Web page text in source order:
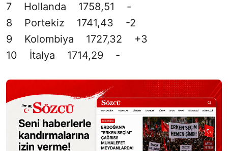
7 Hollanda 1758,51 -
8 Portekiz 1741,43 -2
9 Kolombiya 1727,32 +3
10 İtalya 1714,29 -